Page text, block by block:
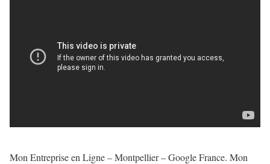
Mon Entreprise en Ligne – Montpellier – Google France. Mon